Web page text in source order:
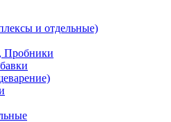
и отдельные)
Пробники